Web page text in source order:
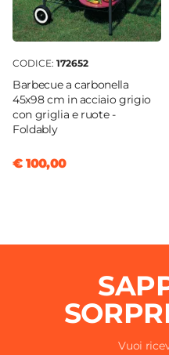
CODICE: 172652
Barbecue a carbonella
45x98 cm in acciaio grigio
con griglia e ruote -
Foldably
€ 100,00
Vuoi